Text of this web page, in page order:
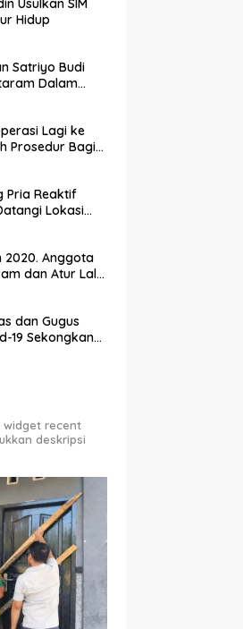
Usulkan SIM
Hidup
Satriyo Budi
Dalam
Lagi ke
Prosedur Bagi
Pria Reaktif
Lokasi
2020. Anggota
dan Atur Lalu
dan Gugus
19 Sekongkang
widget recent
deskripsi